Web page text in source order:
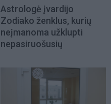
Astrologė įvardijo
Zodiako ženklus, kurių
neįmanoma užklupti
nepasiruošusių